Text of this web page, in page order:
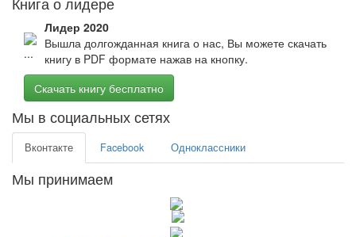
Лидер 2020
Вышла долгожданная книга о нас, Вы можете скачать
книгу в PDF формате нажав на кнопку.
Скачать книгу бесплатно
Мы в социальных сетях
Вконтакте Facebook Одноклассники
Мы принимаем